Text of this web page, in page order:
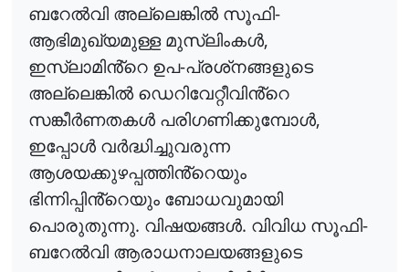
ബറേൽവി അല്ലെങ്കിൽ സൂഫി-
ആഭിമുഖ്യമുള്ള മുസ്ലിംകൾ,
ഇസ്ലാമിൻ്റെ ഉപ-പ്രശ്നങ്ങളുടെ
അല്ലെങ്കിൽ ഡെറിവേറ്റീവിൻ്റെ
സങ്കീർണതകൾ പരിഗണിക്കുമ്പോൾ,
ഇപ്പോൾ വർദ്ധിച്ചുവരുന്ന
ആശയക്കുഴപ്പത്തിൻ്റെയും
ഭിന്നിപ്പിൻ്റെയും ബോധവുമായി
പൊരുതുന്നു. വിഷയങ്ങൾ. വിവിധ സൂഫി-
ബറേൽവി ആരാധനാലയങ്ങളുടെ